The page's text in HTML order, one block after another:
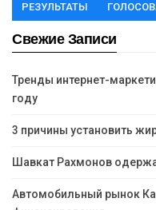
РЕЗУЛЬТАТЫ
Свежие Записи
Тренды интернет-
году
3 причины установить
Шавкат Рахмонов
Автомобильный рынок